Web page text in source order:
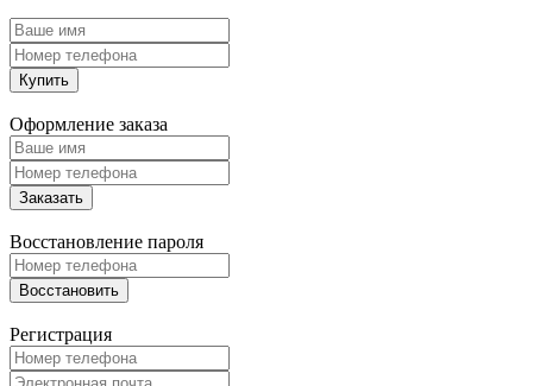
Купить
Оформление заказа
Заказать
Восстановление пароля
Восстановить
Регистрация